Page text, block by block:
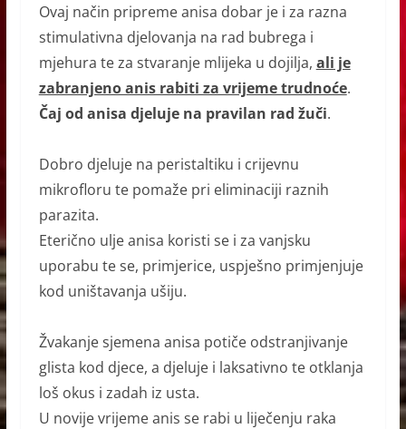
Ovaj način pripreme anisa dobar je i za razna
stimulativna djelovanja na rad bubrega i
mjehura te za stvaranje mlijeka u dojilja, ali je
zabranjeno anis rabiti za vrijeme trudnoće.
Čaj od anisa djeluje na pravilan rad žuči.
Dobro djeluje na peristaltiku i crijevnu
mikrofloru te pomaže pri eliminaciji raznih
parazita.
Eterično ulje anisa koristi se i za vanjsku
uporabu te se, primjerice, uspješno primjenjuje
kod uništavanja ušiju.
Žvakanje sjemena anisa potiče odstranjivanje
glista kod djece, a djeluje i laksativno te otklanja
loš okus i zadah iz usta.
U novije vrijeme anis se rabi u liječenju raka